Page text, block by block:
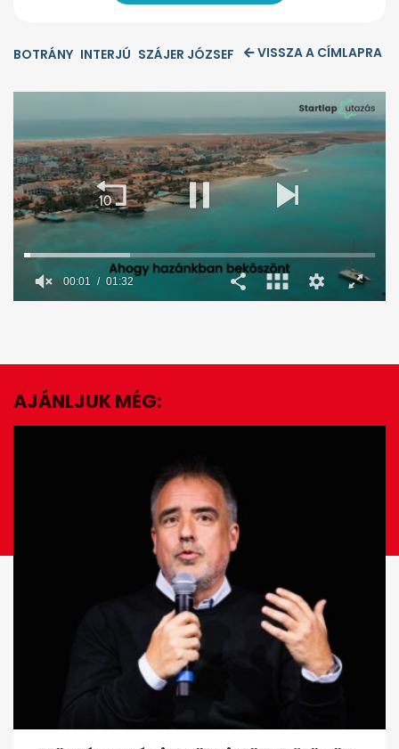
BOTRÁNY INTERJÚ SZÁJER JÓZSEF VISSZA A CÍMLAPRA
minute,
seconds
00:02 01:32
EZ IS ÉRDEKELHET
Lévai Anikó is jelen volt Szájer
AJÁNLJUK MÉG: